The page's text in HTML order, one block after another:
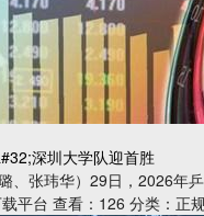
深圳大学队迎首胜
、张玮华）29日，2026年
平台 查看：126 分类：正